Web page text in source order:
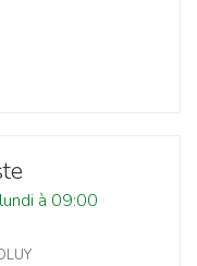
à 09:00